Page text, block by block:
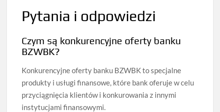
Pytania i odpowiedzi
Czym są konkurencyjne oferty banku
BZWBK?
Konkurencyjne oferty banku BZWBK to specjalne
produkty i usługi finansowe, które bank oferuje w celu
przyciągnięcia klientów i konkurowania z innymi
instytucjami finansowymi.